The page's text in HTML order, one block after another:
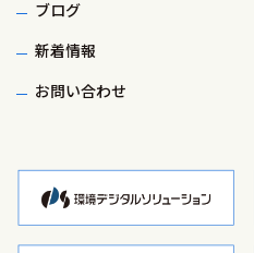
ブログ
新着情報
お問い合わせ